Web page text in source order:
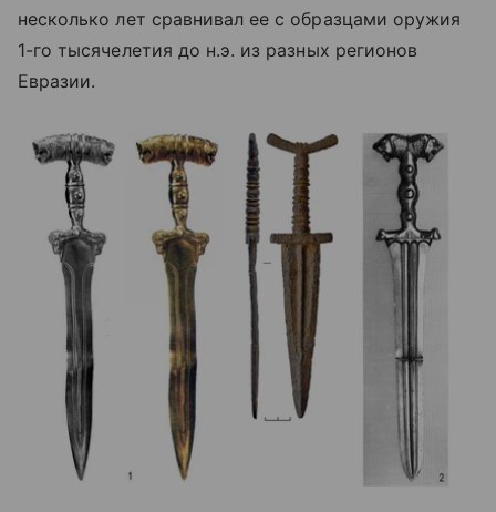
несколько лет сравнивал ее с образцами оружия
1-го тысячелетия до н.э. из разных регионов
Евразии.